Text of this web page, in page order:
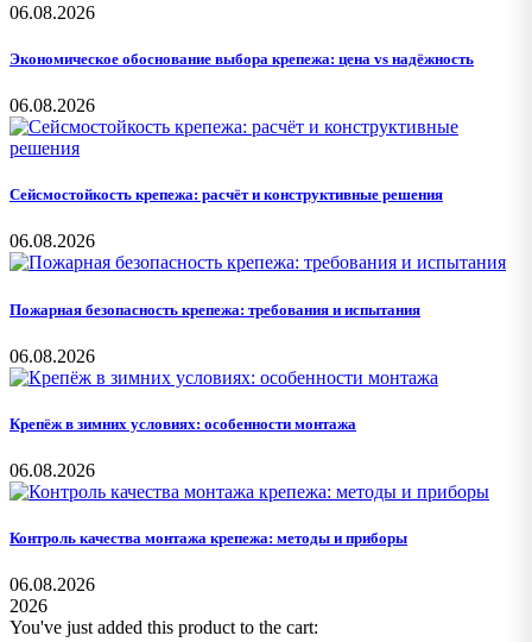
06.08.2026
Экономическое обоснование выбора крепежа: цена vs надёжность
06.08.2026
Сейсмостойкость крепежа: расчёт и конструктивные решения
06.08.2026
Пожарная безопасность крепежа: требования и испытания
06.08.2026
Крепёж в зимних условиях: особенности монтажа
06.08.2026
Контроль качества монтажа крепежа: методы и приборы
06.08.2026
2026
You've just added this product to the cart: